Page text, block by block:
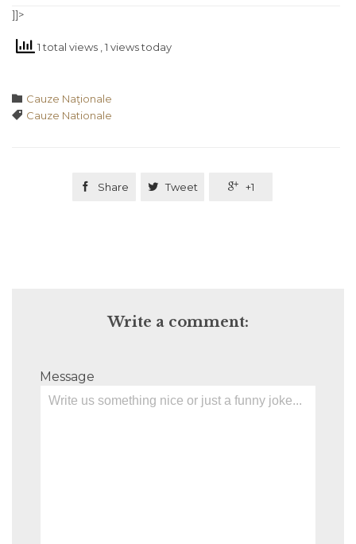
]]>
1 total views , 1 views today
 Category
Cauze Naţionale
 Tags
Cauze Nationale
 Share  Tweet  +1
Write a comment:
Message